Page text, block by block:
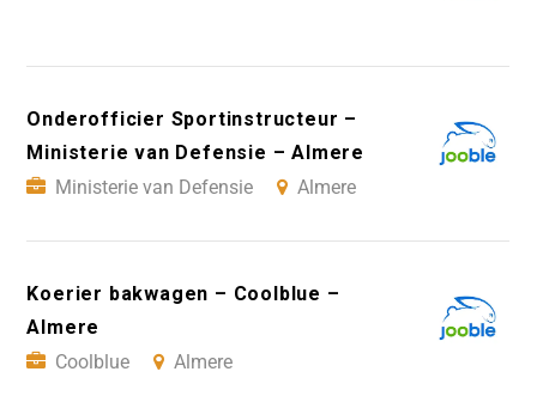
Onderofficier Sportinstructeur –
Ministerie van Defensie – Almere
Ministerie van Defensie
Almere
Koerier bakwagen – Coolblue –
Almere
Coolblue
Almere